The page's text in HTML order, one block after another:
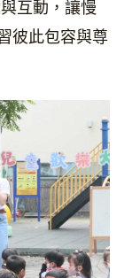
互動，讓慢
彼此包容與尊